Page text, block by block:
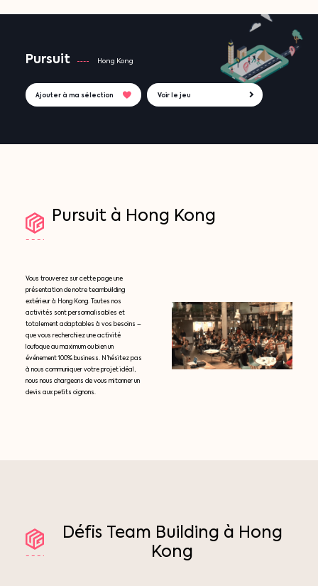
Pursuit Hong Kong
Ajouter à ma sélection Voir le jeu
Pursuit à Hong Kong
Vous trouverez sur cette page une
présentation de notre teambuilding
extérieur à Hong Kong. Toutes nos
activités sont personnalisables et
totalement adaptables à vos besoins –
que vous recherchiez une activité
loufoque au maximum ou bien un
événement 100% business. N’hésitez pas
à nous communiquer votre projet idéal,
nous nous chargeons de vous mitonner un
devis aux petits oignons.
Défis Team Building à Hong
Kong